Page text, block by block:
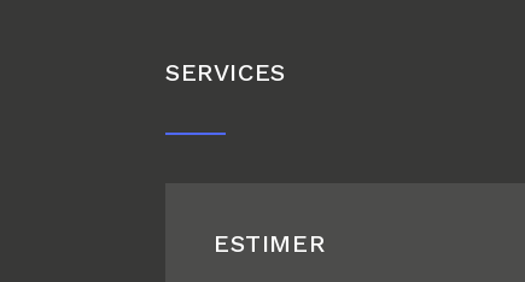
SERVICES
ESTIMER